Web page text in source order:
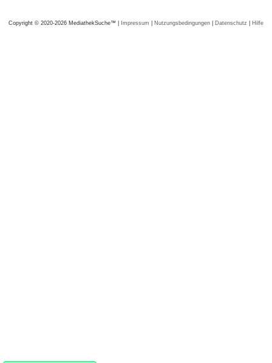
Copyright © 2020-2026 MediathekSuche™ | Impressum | Nutzungsbedingungen | Datenschutz | Hilfe